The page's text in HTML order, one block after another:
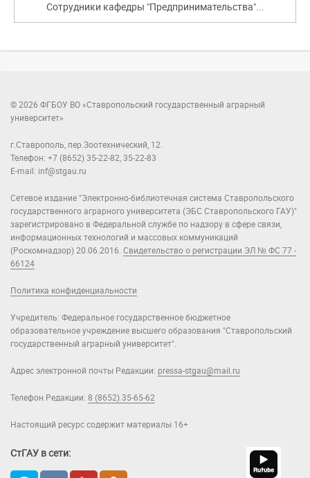
Сотрудники кафедры "Предпринимательства"...
© 2026 ФГБОУ ВО «Ставропольский государственный аграрный
университет»
г.Ставрополь, пер.Зоотехнический, 12.
Телефон: +7 (8652) 35-22-82, 35-22-83
E-mail: inf@stgau.ru
Сетевое издание "Электронно-библиотечная система Ставропольского
государственного аграрного университета (ЭБС Ставропольского ГАУ)"
зарегистрировано в Федеральной службе по надзору в сфере связи,
информационных технологий и массовых коммуникаций
(Роскомнадзор) 20.06.2016. Свидетельство о регистрации ЭЛ № ФС 77 -
66124
Политика конфиденциальности
Учредитель: Федеральное государственное бюджетное
образовательное учреждение высшего образования "Ставропольский
государственный аграрный университет".
Адрес электронной почты Редакции: pressa-stgau@mail.ru
Телефон Редакции: 8 (8652) 35-65-62
Настоящий ресурс содержит материалы 16+
СтГАУ в сети: